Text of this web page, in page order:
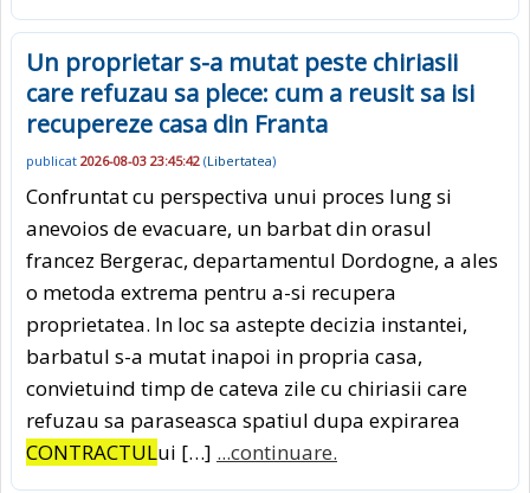
Un proprietar s-a mutat peste chiriasii
care refuzau sa plece: cum a reusit sa isi
recupereze casa din Franta
publicat 2026-08-03 23:45:42 (Libertatea)
Confruntat cu perspectiva unui proces lung si
anevoios de evacuare, un barbat din orasul
francez Bergerac, departamentul Dordogne, a ales
o metoda extrema pentru a-si recupera
proprietatea. In loc sa astepte decizia instantei,
barbatul s-a mutat inapoi in propria casa,
convietuind timp de cateva zile cu chiriasii care
refuzau sa paraseasca spatiul dupa expirarea
CONTRACTULui […] ...continuare.